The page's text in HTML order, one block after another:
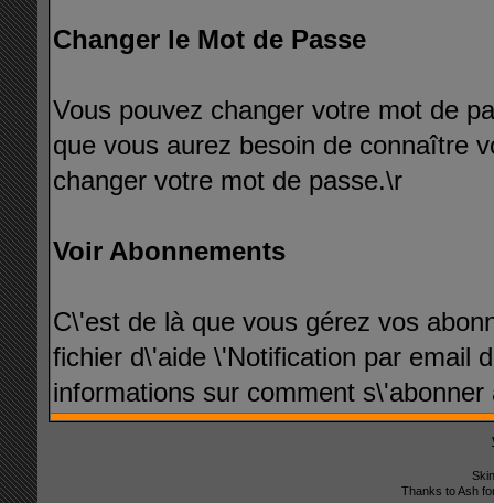
Changer le Mot de Passe
Vous pouvez changer votre mot de
que vous aurez besoin de connaître
changer votre mot de passe.\r
Voir Abonnements
C\'est de là que vous gérez vos
fichier d\'aide \'Notification par email
informations sur comment s\'abonner
Thanks to Ash